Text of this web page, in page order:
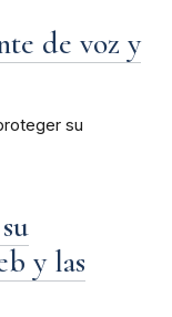
de voz y
su
y las